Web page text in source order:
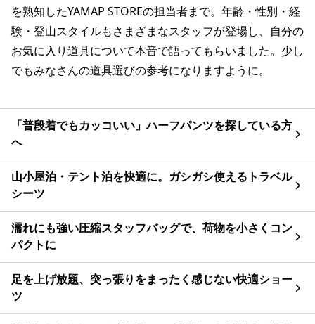
を熟知したYAMAP STOREの担当者まで。年齢・性別・経
験・登山スタイルもさまざまなスタッフが登場し、自分の
お気に入り道具について本音で語ってもらいました。少し
でもみなさんの道具選びの参考になりますように。
「普段着でもカッコいい」ハーフパンツを探している方
へ
山小屋泊・テント泊を快適に。ガシガシ使えるトラベル
シーツ
濡れにも強い圧縮スタッフバッグで、荷物を小さくコン
パクトに
足を上げ放題、突っ張りをまったく感じない快適ショー
ツ